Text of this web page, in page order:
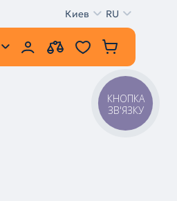
Киев RU
КНОПКА
ЗВ'ЯЗКУ